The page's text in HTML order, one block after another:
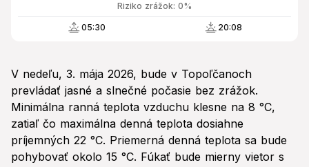
Riziko zrážok: 0%
05:30 20:08
V nedeľu, 3. mája 2026, bude v Topoľčanoch
prevládať jasné a slnečné počasie bez zrážok.
Minimálna ranná teplota vzduchu klesne na 8 °C,
zatiaľ čo maximálna denná teplota dosiahne
príjemných 22 °C. Priemerná denná teplota sa bude
pohybovať okolo 15 °C. Fúkať bude mierny vietor s